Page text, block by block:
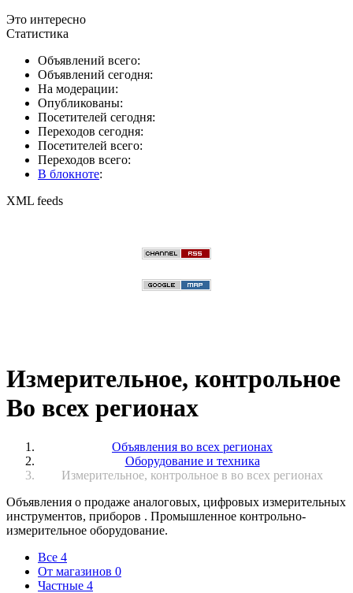
Это интересно
Статистика
Объявлений всего:
Объявлений сегодня:
На модерации:
Опубликованы:
Посетителей сегодня:
Переходов сегодня:
Посетителей всего:
Переходов всего:
В блокноте:
XML feeds
Измерительное, контрольное
Во всех регионах
Объявления во всех регионах
Оборудование и техника
Измерительное, контрольное в во всех регионах
Объявления о продаже аналоговых, цифровых измерительных
инструментов, приборов . Промышленное контрольно-
измерительное оборудование.
Все 4
От магазинов 0
Частные 4